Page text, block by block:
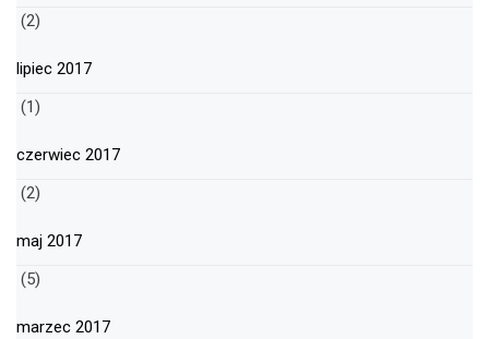
(2)
lipiec 2017
(1)
czerwiec 2017
(2)
maj 2017
(5)
marzec 2017